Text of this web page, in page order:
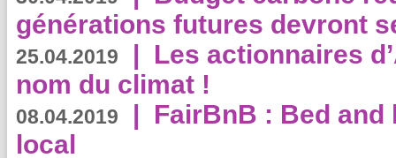
générations futures devront
25.04.2019 | Les actionnaires
nom du climat !
08.04.2019 | FairBnB : Bed
local